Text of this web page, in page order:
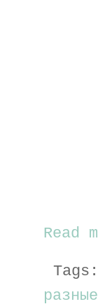
Read